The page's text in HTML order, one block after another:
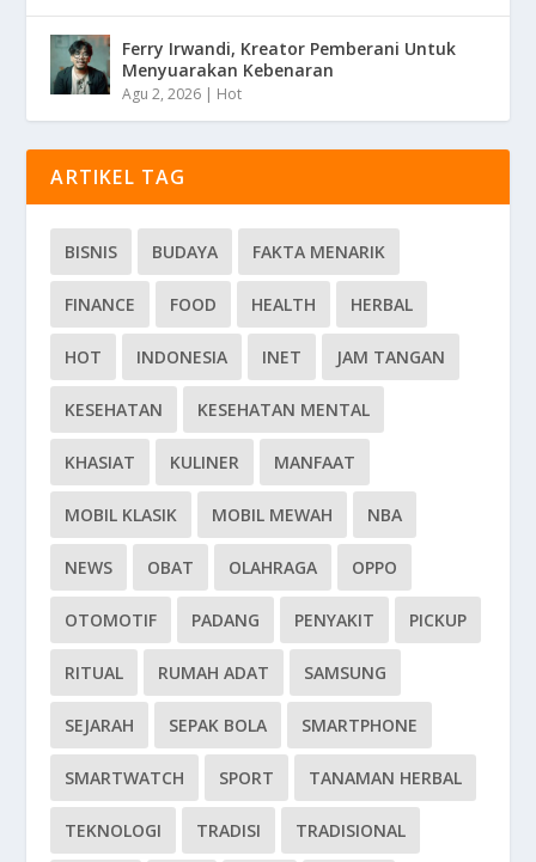
Ferry Irwandi, Kreator Pemberani Untuk
Menyuarakan Kebenaran
Agu 2, 2026 | Hot
ARTIKEL TAG
BISNIS BUDAYA FAKTA MENARIK
FINANCE FOOD HEALTH HERBAL
HOT INDONESIA INET JAM TANGAN
KESEHATAN KESEHATAN MENTAL
KHASIAT KULINER MANFAAT
MOBIL KLASIK MOBIL MEWAH NBA
NEWS OBAT OLAHRAGA OPPO
OTOMOTIF PADANG PENYAKIT PICKUP
RITUAL RUMAH ADAT SAMSUNG
SEJARAH SEPAK BOLA SMARTPHONE
SMARTWATCH SPORT TANAMAN HERBAL
TEKNOLOGI TRADISI TRADISIONAL